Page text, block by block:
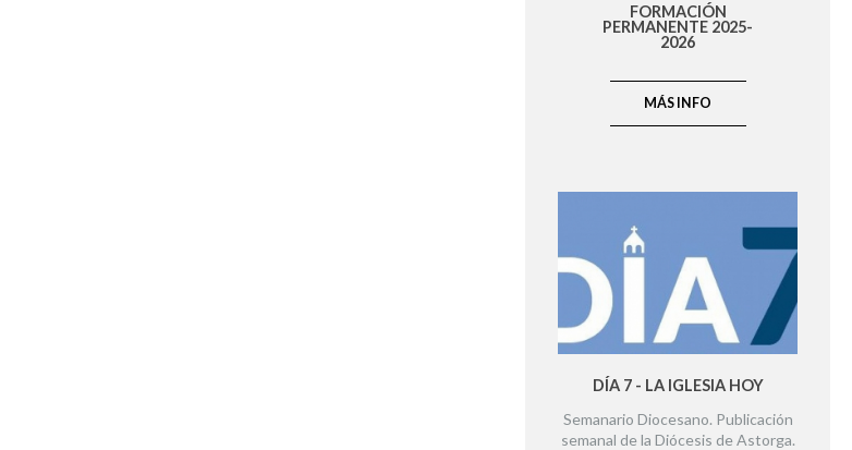
FORMACIÓN
PERMANENTE 2025-
2026
MÁS INFO
DÍA 7 - LA IGLESIA HOY
Semanario Diocesano. Publicación
semanal de la Diócesis de Astorga.